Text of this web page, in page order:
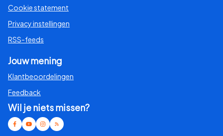
Cookie statement
Privacy instellingen
RSS-feeds
Jouw mening
Klantbeoordelingen
Feedback
Wil je niets missen?